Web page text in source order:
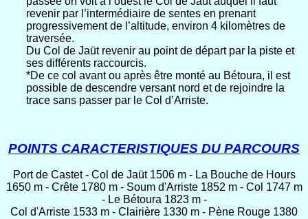
revenir par l’intermédiaire de sentes en prenant
progressivement de l’altitude, environ 4 kilomètres de
traversée.
Du Col de Jaüt revenir au point de départ par la piste et
ses différents raccourcis.
*De ce col avant ou après être monté au Bétoura, il est
possible de descendre versant nord et de rejoindre la
trace sans passer par le Col d’Arriste.
POINTS CARACTERISTIQUES DU PARCOURS
Port de Castet - Col de Jaüt 1506 m - La Bouche de Hours
1650 m - Crête 1780 m - Soum d'Arriste 1852 m - Col 1747 m
- Le Bétoura 1823 m -
Col d'Arriste 1533 m - Clairière 1330 m - Pène Rouge 1380